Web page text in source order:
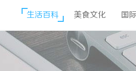
生活百科 美食文化 国